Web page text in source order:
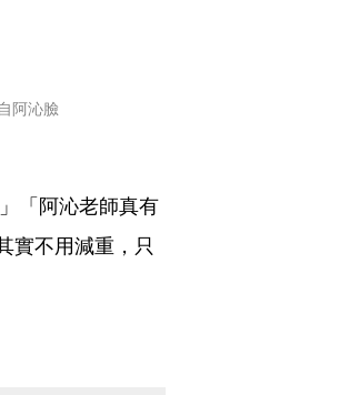
阿沁臉
「阿沁老師真有
實不用減重，只